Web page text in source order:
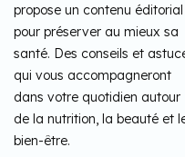
propose un contenu éditorial
pour préserver au mieux sa
santé. Des conseils et
qui vous accompagneront
dans votre quotidien autour
de la nutrition, la beauté et
bien-être.